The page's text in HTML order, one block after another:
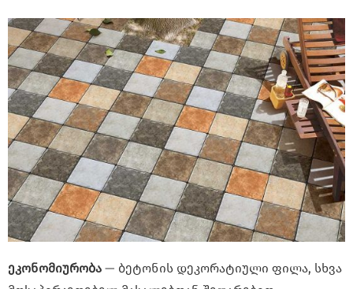
ეკონომიურობა — ბეტონის დეკორატიული ფილა, სხვა